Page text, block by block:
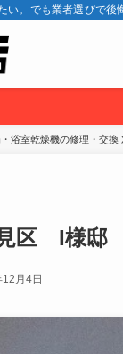
い。でも業者選びで
浴室乾燥機の修理・交換
区 I様邸
月4日